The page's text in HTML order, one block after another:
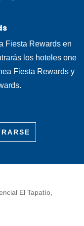
Fiesta Rewards en
los hoteles one
Fiesta Rewards y
El Tapatío,